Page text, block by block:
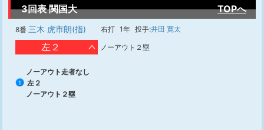
3回表 関国大 TOPへ
8番 三木 虎市朗(指) 右打 1年 投手:井田 寛太
左２ ノーアウト２塁
ノーアウト走者なし
1
左２
ノーアウト２塁